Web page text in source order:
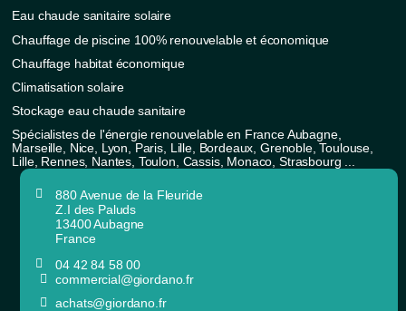
Eau chaude sanitaire solaire
Chauffage de piscine 100% renouvelable et économique
Chauffage habitat économique
Climatisation solaire
Stockage eau chaude sanitaire
Spécialistes de l'énergie renouvelable en France Aubagne,
Marseille, Nice, Lyon, Paris, Lille, Bordeaux, Grenoble, Toulouse,
Lille, Rennes, Nantes, Toulon, Cassis, Monaco, Strasbourg ...
880 Avenue de la Fleuride
Z.I des Paluds
13400 Aubagne
France
04 42 84 58 00
commercial@giordano.fr
achats@giordano.fr